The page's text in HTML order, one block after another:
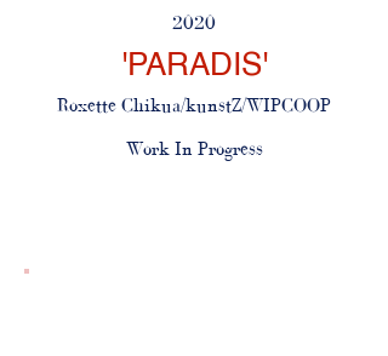
2020
Roxette Chikua/kunstZ/WIPCOOP
Work In Progress
'PARADIS'